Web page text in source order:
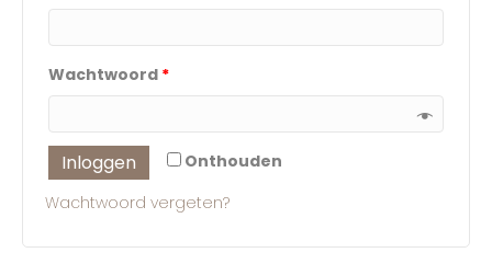
Wachtwoord *
Onthouden
Inloggen
Wachtwoord vergeten?